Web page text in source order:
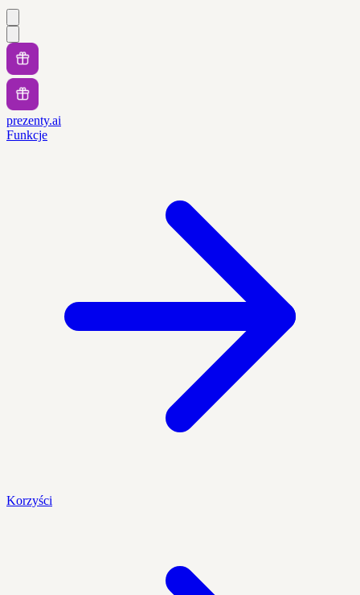
prezenty.ai
Funkcje
Korzyści